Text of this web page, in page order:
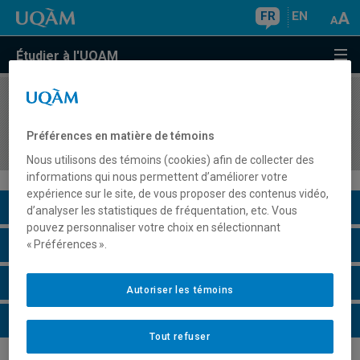
FR EN
Étudier à l'UQAM
COURS//
comparées
Description du cours
Horaire - Été 2026
Horaire - Automne 2026
Horaire - Hiver 2027
Préférences en matière de témoins
Nous utilisons des témoins (cookies) afin de collecter des
informations qui nous permettent d’améliorer votre
expérience sur le site, de vous proposer des contenus vidéo,
d’analyser les statistiques de fréquentation, etc. Vous
pouvez personnaliser votre choix en sélectionnant
« Préférences ».
Tout refuser
Autoriser les témoins